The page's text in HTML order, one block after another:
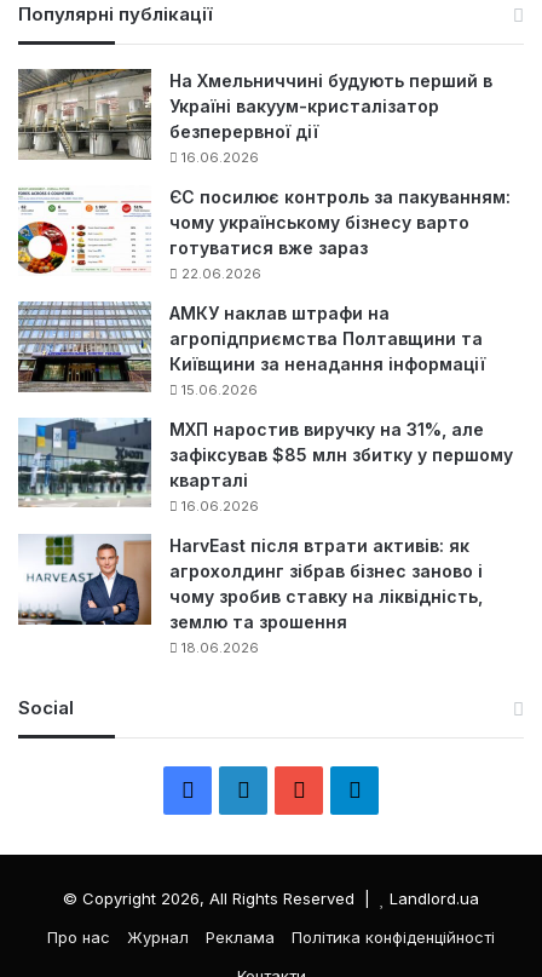
Популярні публікації
На Хмельниччині будують перший в
Україні вакуум-кристалізатор
безперервної дії
16.06.2026
ЄС посилює контроль за пакуванням:
чому українському бізнесу варто
готуватися вже зараз
22.06.2026
АМКУ наклав штрафи на
агропідприємства Полтавщини та
Київщини за ненадання інформації
15.06.2026
МХП наростив виручку на 31%, але
зафіксував $85 млн збитку у першому
кварталі
16.06.2026
HarvEast після втрати активів: як
агрохолдинг зібрав бізнес заново і
чому зробив ставку на ліквідність,
землю та зрошення
18.06.2026
Social
c
e
n
k
T
л
е
© Copyright 2026, All Rights Reserved |
Landlord.ua
Про нас
Журнал Реклама
Політика конфіденційності